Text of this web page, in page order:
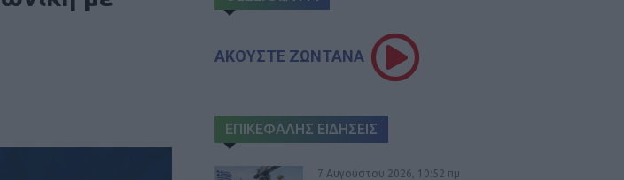
ΑΚΟΥΣΤΕ ΖΩΝΤΑΝΑ
ΕΠΙΚΕΦΑΛΗΣ ΕΙΔΗΣΕΙΣ
7 Αυγούστου 2026, 10:52 πμ